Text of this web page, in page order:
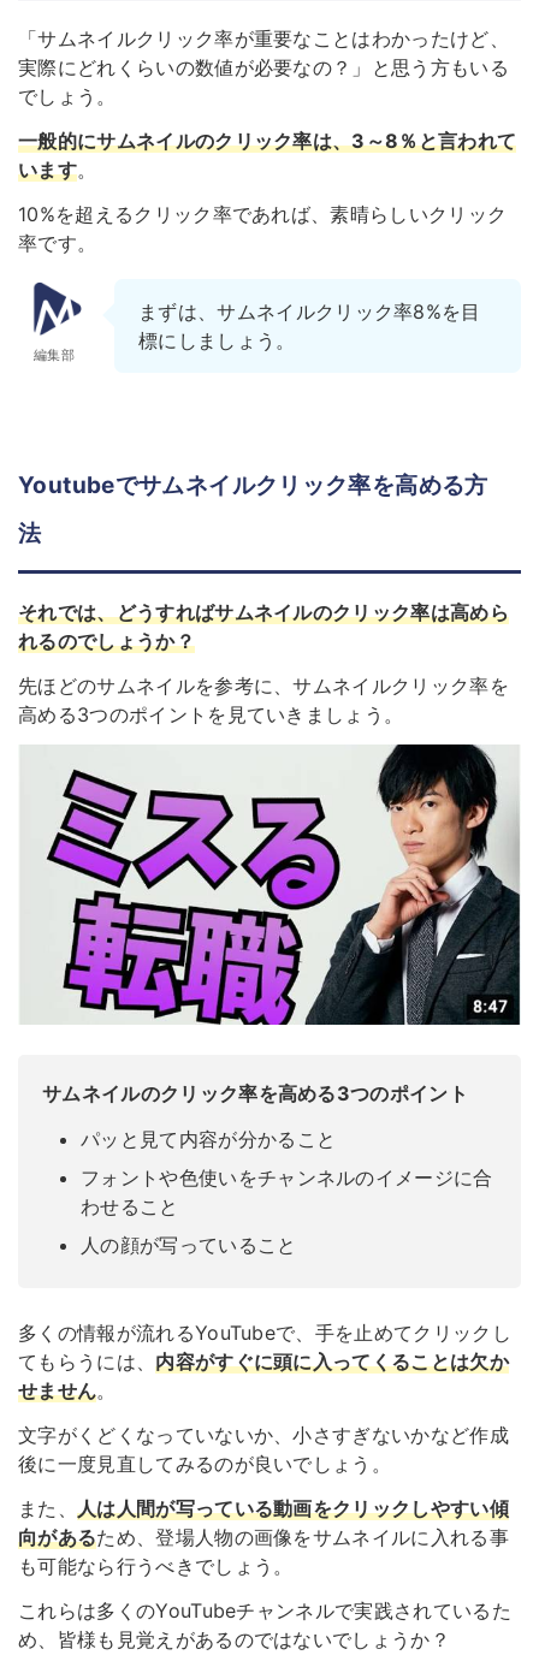
「サムネイルクリック率が重要なことはわかったけど、
実際にどれくらいの数値が必要なの？」と思う方もいる
でしょう。
一般的にサムネイルのクリック率は、3～8％と言われて
います。
10%を超えるクリック率であれば、素晴らしいクリック
率です。
編集部
まずは、サムネイルクリック率8%を目
標にしましょう。
Youtubeでサムネイルクリック率を高める方
法
それでは、どうすればサムネイルのクリック率は高めら
れるのでしょうか？
先ほどのサムネイルを参考に、サムネイルクリック率を
高める3つのポイントを見ていきましょう。
サムネイルのクリック率を高める3つのポイント
パッと見て内容が分かること
フォントや色使いをチャンネルのイメージに合
わせること
人の顔が写っていること
多くの情報が流れるYouTubeで、手を止めてクリックし
てもらうには、内容がすぐに頭に入ってくることは欠か
せません。
文字がくどくなっていないか、小さすぎないかなど作成
後に一度見直してみるのが良いでしょう。
また、 人は人間が写っている動画をクリックしやすい傾
向があるため、登場人物の画像をサムネイルに入れる事
も可能なら行うべきでしょう。
これらは多くのYouTubeチャンネルで実践されているた
め、皆様も見覚えがあるのではないでしょうか？